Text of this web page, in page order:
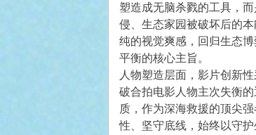
塑造成无脑杀戮的工具，
侵、生态家园被破坏后的
纯的视觉爽感，回归生态
平衡的核心主旨。
人物塑造层面，影片创新性
破合拍电影人物主次失衡
质，作为深海救援的顶尖
性、坚守底线，始终以守